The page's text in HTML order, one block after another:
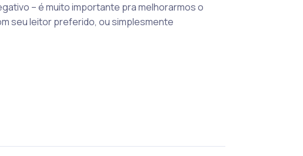
– é muito importante pra melhorarmos o
seu leitor preferido, ou simplesmente